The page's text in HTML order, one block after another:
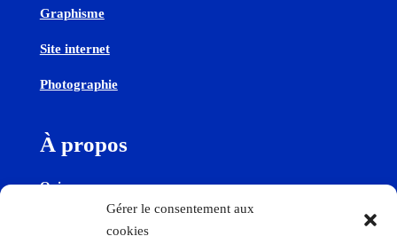
Gérer le consentement aux
cookies
Graphisme
Site internet
Photographie
À propos
Qui sommes-nous